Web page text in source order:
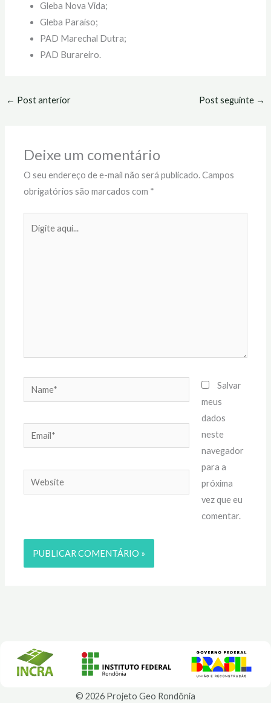
Gleba Nova Vida;
Gleba Paraíso;
PAD Marechal Dutra;
PAD Burareiro.
← Post anterior Post seguinte →
Deixe um comentário
O seu endereço de e-mail não será publicado.Campos
obrigatórios são marcados com *
aqui...
Name*
Email*
Website
Salvar
meus
dados
neste
navegador
para a
próxima
vez que eu
comentar.
© 2026 Projeto Geo Rondônia